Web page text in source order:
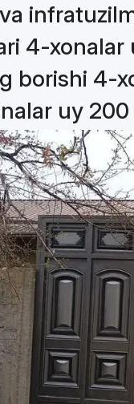
4-xonalar
borishi 4-
uy 200